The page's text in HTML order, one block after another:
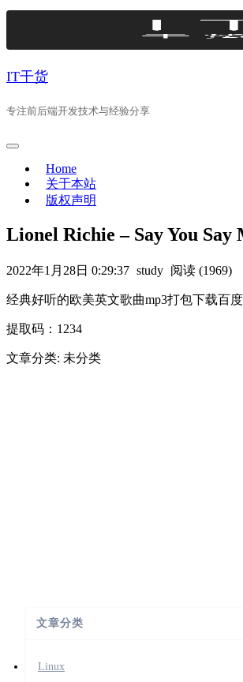
Skip
IT干货
专注前后端开发技术与经验分享
Home
关于本站
版权声明
Lionel Richie – Say You Say
2022年1月28日 0:29:37 study 阅读 (1969)
经典好听的欧美英文歌曲mp3打包下载百度
提取码：1234
文章分类: 未分类
文章分类
Linux